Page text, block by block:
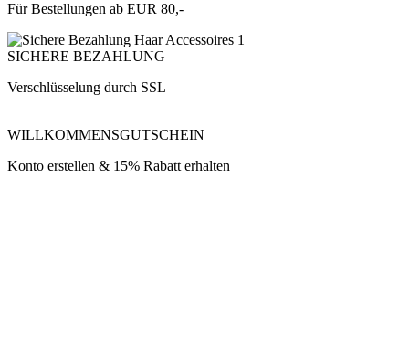
Für Bestellungen ab EUR 80,-
SICHERE BEZAHLUNG
Verschlüsselung durch SSL
WILLKOMMENSGUTSCHEIN
Konto erstellen & 15% Rabatt erhalten